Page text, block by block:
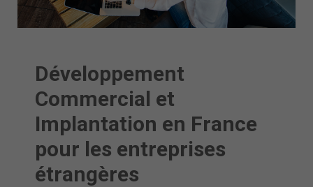
Développement
Commercial et
Implantation en France
pour les entreprises
étrangères